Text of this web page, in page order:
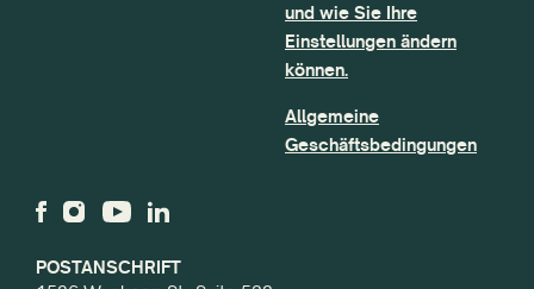
POSTANSCHRIFT
und wie Sie Ihre
Einstellungen ändern
können.
Allgemeine
Geschäftsbedingungen